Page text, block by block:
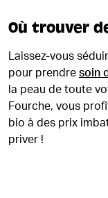
Où trouver
Laissez-vous
pour prendre soin
la peau de toute
Fourche, vous
bio à des prix
priver !